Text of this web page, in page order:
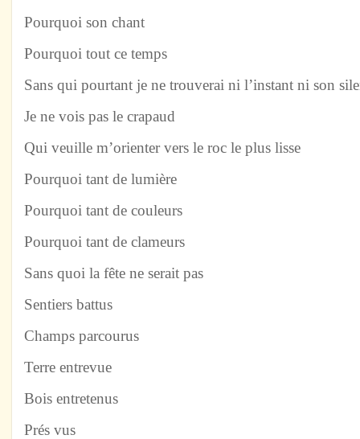
Pourquoi son chant
Pourquoi tout ce temps
Sans qui pourtant je ne trouverai ni l’instant ni son
Je ne vois pas le crapaud
Qui veuille m’orienter vers le roc le plus lisse
Pourquoi tant de lumière
Pourquoi tant de couleurs
Pourquoi tant de clameurs
Sans quoi la fête ne serait pas
Sentiers battus
Champs parcourus
Terre entrevue
Bois entretenus
Prés vus